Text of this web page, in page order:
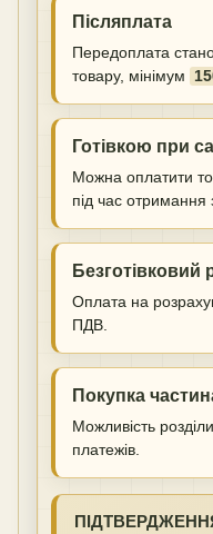
Післяплата
Передоплата
товару, мінімум
Готівкою при
Можна оплатити
під час отримання
Безготівковий
Оплата на
ПДВ.
Покупка
Можливість
платежів.